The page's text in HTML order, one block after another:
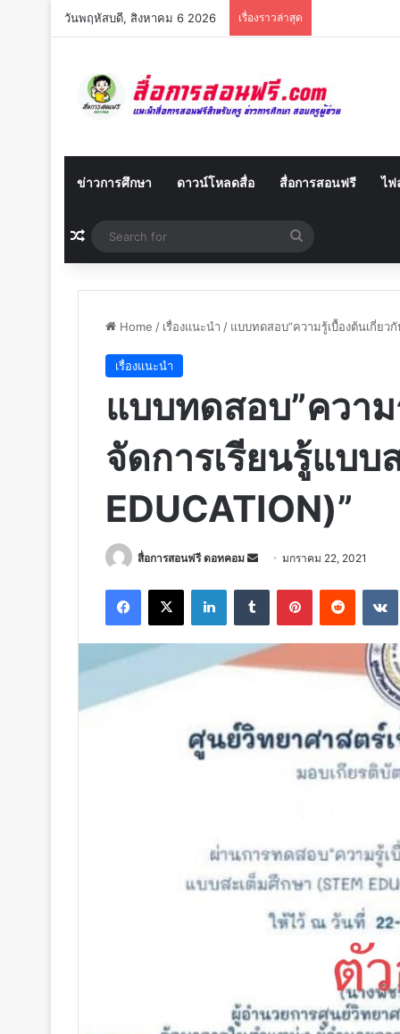
วันพฤหัสบดี, สิงหาคม 6 2026 เรื่องราวล่าสุด
ข่าวการศึกษา ดาวน์โหลดสื่อ สื่อการสอนฟรี ไฟ
Random Article
for
Home / เรื่องแนะนำ / แบบทดสอบ”ความรู้เบื้องต้นเกี่ยว
เรื่องแนะนำ
แบบทดสอบ”ความ
จัดการเรียนรู้แบบ
EDUCATION)”
สื่อการสอนฟรี ดอทคอม
Sendมกราคม 22, 2021
Facebook
X LinkedInTumblr PinterestReddit